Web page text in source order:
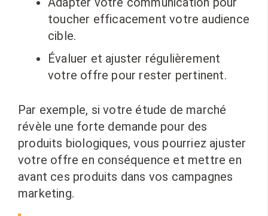
toucher efficacement votre audience
cible.
Évaluer et ajuster régulièrement
votre offre pour rester pertinent.
Par exemple, si votre étude de marché
révèle une forte demande pour des
produits biologiques, vous pourriez ajuster
votre offre en conséquence et mettre en
avant ces produits dans vos campagnes
marketing.